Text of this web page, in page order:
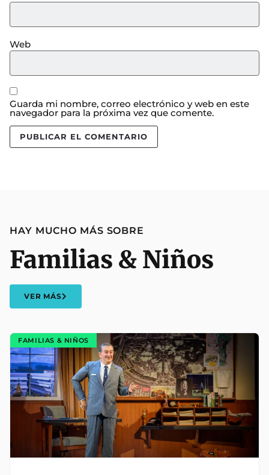
Web
Guarda mi nombre, correo electrónico y web en este
navegador para la próxima vez que comente.
HAY MUCHO MÁS SOBRE
Familias & Niños
VER MÁS
FAMILIAS & NIÑOS